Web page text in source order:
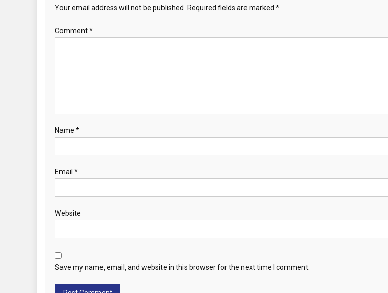
Your email address will not be published. Required fields are marked *
Comment*
Name *
Email *
Website
Save my name, email, and website in this browser for the next time I comment.